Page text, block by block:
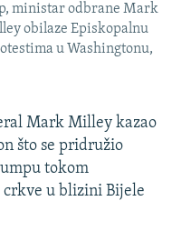
ministar odbrane Mark
obilaze Episkopalnu
u Washingtonu,
Mark Milley kazao
što se pridružio
tokom
crkve u blizini Bijele